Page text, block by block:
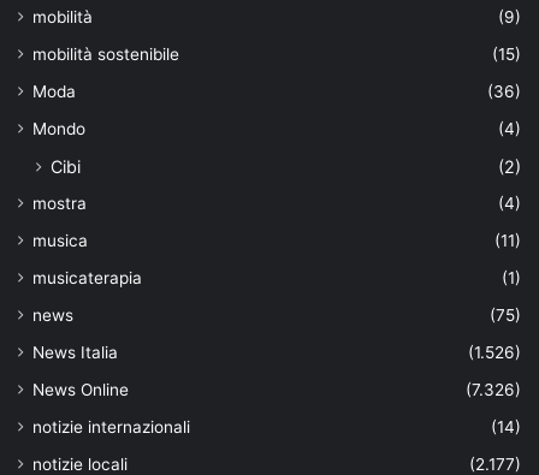
mobilità
(9)
mobilità sostenibile
(15)
Moda
(36)
Mondo
(4)
Cibi (2)
mostra
(4)
musica
(11)
musicaterapia
(1)
news
(75)
News Italia
(1.526)
News Online
(7.326)
notizie internazionali
(14)
notizie locali
(2.177)